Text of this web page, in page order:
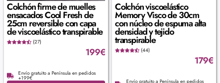
Colchón firme de muelles
ensacados Cool Fresh de
25cm reversible con capa
de viscoelástico transpirable
(27)
199€
Envío gratuito a Península en pedidos
+199€
Colchón viscoelástico
Memory Visco de 30cm
con núcleo de espuma alta
densidad y tejido
transpirable
(44)
179€
Envío gratuito a Península en pedidos